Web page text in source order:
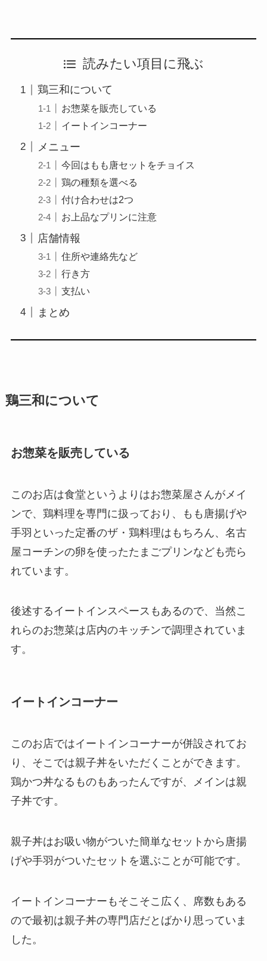
読みたい項目に飛ぶ
鶏三和について
お惣菜を販売している
イートインコーナー
メニュー
今回はもも唐セットをチョイス
鶏の種類を選べる
付け合わせは2つ
お上品なプリンに注意
店舗情報
住所や連絡先など
行き方
支払い
まとめ
鶏三和について
お惣菜を販売している
このお店は食堂というよりはお惣菜屋さんがメイ
ンで、鶏料理を専門に扱っており、もも唐揚げや
手羽といった定番のザ・鶏料理はもちろん、名古
屋コーチンの卵を使ったたまごプリンなども売ら
れています。
後述するイートインスペースもあるので、当然こ
れらのお惣菜は店内のキッチンで調理されていま
す。
イートインコーナー
このお店ではイートインコーナーが併設されてお
り、そこでは親子丼をいただくことができます。
鶏かつ丼なるものもあったんですが、メインは親
子丼です。
親子丼はお吸い物がついた簡単なセットから唐揚
げや手羽がついたセットを選ぶことが可能です。
イートインコーナーもそこそこ広く、席数もある
ので最初は親子丼の専門店だとばかり思っていま
した。